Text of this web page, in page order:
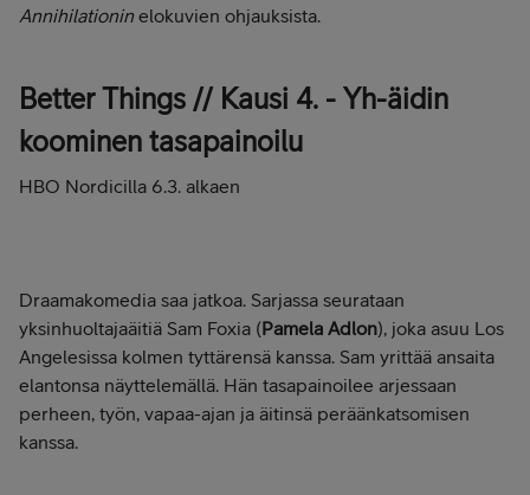
Annihilationinelokuvien ohjauksista.
Better Things // Kausi 4. - Yh-äidin
koominen tasapainoilu
HBO Nordicilla 6.3. alkaen
Draamakomedia saa jatkoa. Sarjassa seurataan
yksinhuoltajaäitiä Sam Foxia (Pamela Adlon), joka asuu Los
Angelesissa kolmen tyttärensä kanssa. Sam yrittää ansaita
elantonsa näyttelemällä. Hän tasapainoilee arjessaan
perheen, työn, vapaa-ajan ja äitinsä peräänkatsomisen
kanssa.